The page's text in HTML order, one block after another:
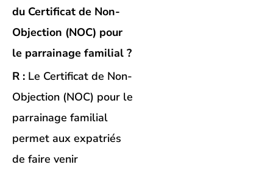
du Certificat de Non-
Objection (NOC) pour
le parrainage familial ?
R : Le Certificat de Non-
Objection (NOC) pour le
parrainage familial
permet aux expatriés
de faire venir